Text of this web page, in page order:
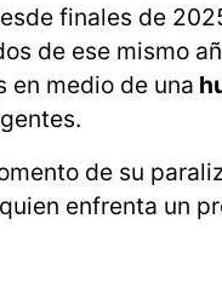
finales de
de ese mismo
en medio de una
de su
enfrenta un